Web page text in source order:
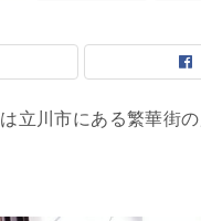
立川市にある繁華街